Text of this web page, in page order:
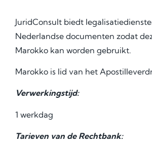
JuridConsult biedt
Nederlandse documenten zodat
Marokko kan worden gebruikt.
Marokko is lid van het
Verwerkingstijd:
1 werkdag
Tarieven van de Rechtbank: